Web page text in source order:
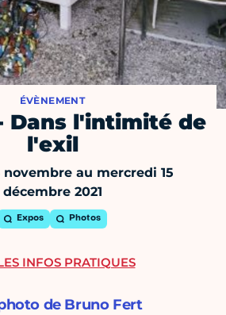
ÉVÈNEMENT
Dans l'intimité de
l'exil
au mercredi 15
décembre 2021
Expos Photos
de Bruno Fert
INFOS PRATIQUES